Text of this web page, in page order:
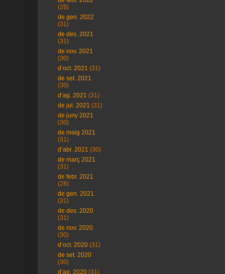
(28)
de gen. 2022
(31)
de des. 2021
(31)
de nov. 2021
(30)
d’oct. 2021 (31)
de set. 2021
(30)
d’ag. 2021 (31)
de jul. 2021 (31)
de juny 2021
(30)
de maig 2021
(31)
d’abr. 2021 (30)
de març 2021
(31)
de febr. 2021
(28)
de gen. 2021
(31)
de des. 2020
(31)
de nov. 2020
(30)
d’oct. 2020 (31)
de set. 2020
(30)
d’ag. 2020 (31)